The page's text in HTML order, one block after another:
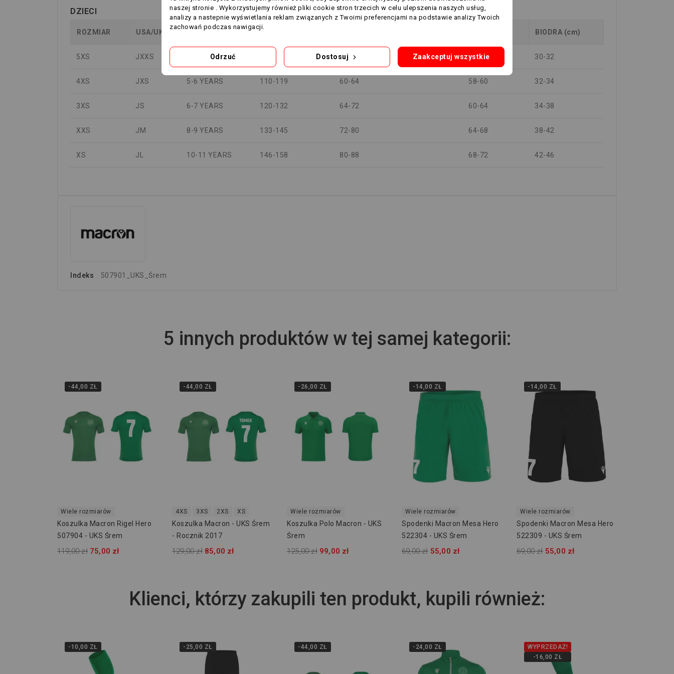
DZIECI
ROZMIAR USA/UK WIEK BIODRA (cm)
5XS JXXS 3-4 YEARS 56-60 56-58 30-32
4XS JXS 5-6 YEARS 110-119 60-64 58-60 32-34
3XS JS 6-7 YEARS 120-132 64-72 60-64 34-38
XXS JM 8-9 YEARS 133-145 72-80 64-68 38-42
XS JL 10-11 YEARS 146-158 80-88 68-72 42-46
Indeks 507901_UKS_Śrem
5 innych produktów w tej samej kategorii:
-44,00 ZŁ
Wiele rozmiarów
Koszulka Macron Rigel Hero
507904 - UKS Śrem
119,00 zł 75,00 zł
-44,00 ZŁ
4XS 3XS 2XS XS
Koszulka Macron - UKS Śrem
- Rocznik 2017
129,00 zł 85,00 zł
-26,00 ZŁ
Wiele rozmiarów
Koszulka Polo Macron - UKS
Śrem
125,00 zł 99,00 zł
-14,00 ZŁ
Wiele rozmiarów
Spodenki Macron Mesa Hero
522304 - UKS Śrem
69,00 zł 55,00 zł
-14,00 ZŁ
Wiele rozmiarów
Spodenki Macron Mesa Hero
522309 - UKS Śrem
69,00 zł 55,00 zł
Klienci, którzy zakupili ten produkt, kupili również:
-10,00 ZŁ -25,00 ZŁ -44,00 ZŁ -24,00 ZŁ
WYPRZEDAŻ!
-16,00 ZŁ
naszej stronie . Wykorzystujemy również pliki cookie stron trzecich w celu ulepszenia naszych usług,
analizy a nastepnie wyświetlania reklam związanych z Twoimi preferencjami na podstawie analizy Twoich
zachowań podczas nawigacji.
Odrzuć Dostosuj Zaakceptuj wszystkie